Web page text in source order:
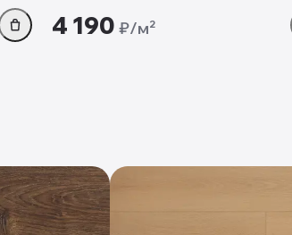
4 190 ₽/м²